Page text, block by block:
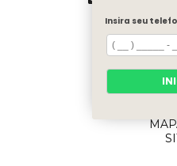
SOBRE
MAPA DO
Insira seu